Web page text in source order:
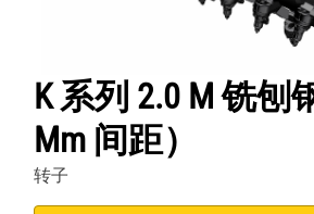
K 系列 2.0 M 铣刨
Mm 间距）
转子